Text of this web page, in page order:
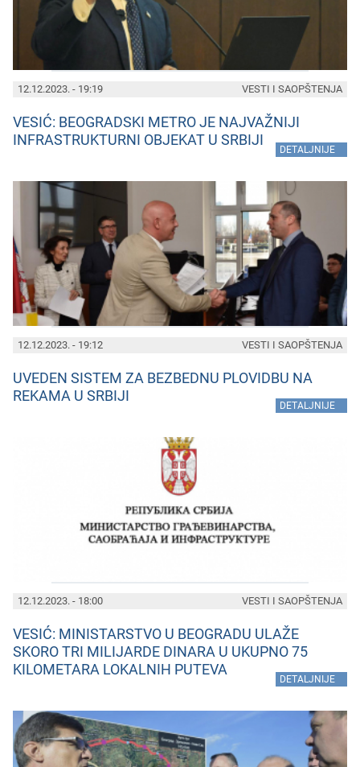
12.12.2023. - 19:19
VESIĆ: BEOGRADSKI METRO JE NAJVAŽNIJI
INFRASTRUKTURNI OBJEKAT U SRBIJI
DETALJNIJE
VESTI I SAOPŠTENJA
12.12.2023. - 19:12
UVEDEN SISTEM ZA BEZBEDNU PLOVIDBU NA
REKAMA U SRBIJI
DETALJNIJE
VESTI I SAOPŠTENJA
12.12.2023. - 18:00
VESIĆ: MINISTARSTVO U BEOGRADU ULAŽE
SKORO TRI MILIJARDE DINARA U UKUPNO 75
KILOMETARA LOKALNIH PUTEVA
DETALJNIJE
VESTI I SAOPŠTENJA